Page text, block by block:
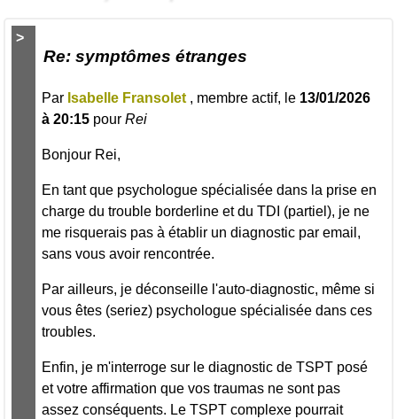
>
Re: symptômes étranges
Par Isabelle Fransolet , membre actif, le 13/01/2026
à 20:15 pourRei
Bonjour Rei,
En tant que psychologue spécialisée dans la prise en
charge du trouble borderline et du TDI (partiel), je ne
me risquerais pas à établir un diagnostic par email,
sans vous avoir rencontrée.
Par ailleurs, je déconseille l'auto-diagnostic, même si
vous êtes (seriez) psychologue spécialisée dans ces
troubles.
Enfin, je m'interroge sur le diagnostic de TSPT posé
et votre affirmation que vos traumas ne sont pas
assez conséquents. Le TSPT complexe pourrait